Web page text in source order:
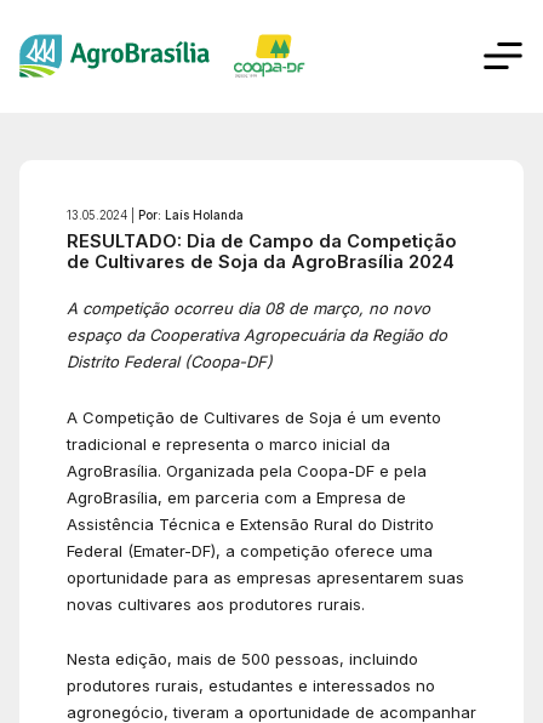
13.05.2024 | Por: Laís Holanda
RESULTADO: Dia de Campo da Competição
de Cultivares de Soja da AgroBrasília 2024
A competição ocorreu dia 08 de março, no novo
espaço da Cooperativa Agropecuária da Região do
Distrito Federal (Coopa-DF)
A Competição de Cultivares de Soja é um evento
tradicional e representa o marco inicial da
AgroBrasília. Organizada pela Coopa-DF e pela
AgroBrasília, em parceria com a Empresa de
Assistência Técnica e Extensão Rural do Distrito
Federal (Emater-DF), a competição oferece uma
oportunidade para as empresas apresentarem suas
novas cultivares aos produtores rurais.
Nesta edição, mais de 500 pessoas, incluindo
produtores rurais, estudantes e interessados no
agronegócio, tiveram a oportunidade de acompanhar